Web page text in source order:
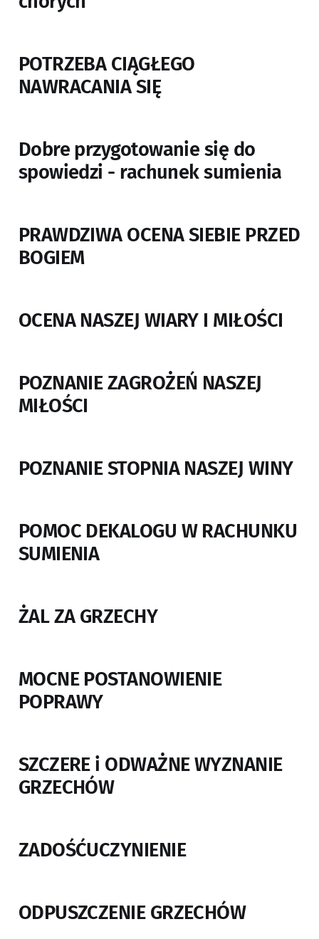
POTRZEBA CIĄGŁEGO
NAWRACANIA SIĘ
Dobre przygotowanie się do
spowiedzi - rachunek sumienia
PRAWDZIWA OCENA SIEBIE PRZED
BOGIEM
OCENA NASZEJ WIARY I MIŁOŚCI
POZNANIE ZAGROŻEŃ NASZEJ
MIŁOŚCI
POZNANIE STOPNIA NASZEJ WINY
POMOC DEKALOGU W RACHUNKU
SUMIENIA
ŻAL ZA GRZECHY
MOCNE POSTANOWIENIE
POPRAWY
SZCZERE i ODWAŻNE WYZNANIE
GRZECHÓW
ZADOŚĆUCZYNIENIE
ODPUSZCZENIE GRZECHÓW